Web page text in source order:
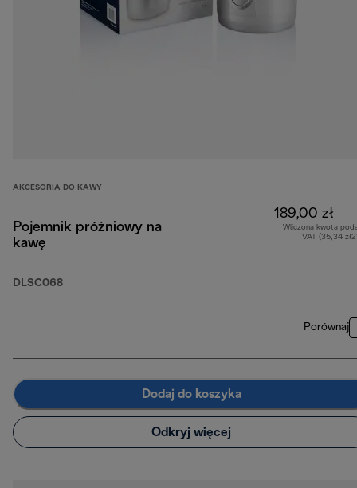
AKCESORIA DO KAWY
Pojemnik próżniowy na
kawę
DLSC068
189,00 zł
Wliczona kwota
VAT (35,34
Porównaj
Dodaj do koszyka
Odkryj więcej